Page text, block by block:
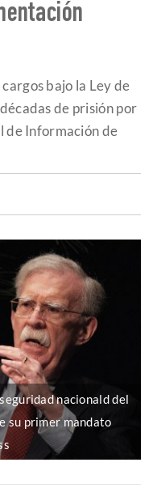
bajo la Ley de
de prisión por
de Información de
nacionald del
su primer mandato